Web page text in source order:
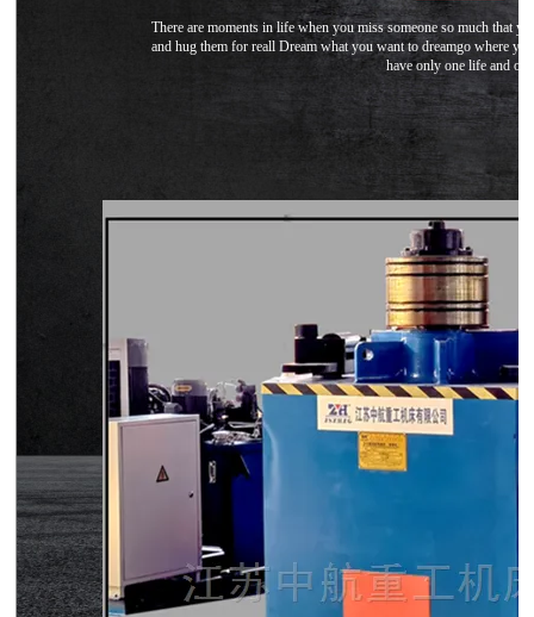
大型卷板机厂家供应 四辊液压卷板设备
U形弯弧机 椭圆形弯滚机 弹簧型滚圆机
There are moments in life when you miss someone so much that
and hug them for reall Dream what you want to dreamgo where
have only one life and one